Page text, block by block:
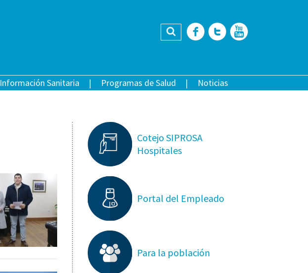
Buscar Facebook
Twitter
Información Sanitaria Programas de Salud Noticias
Cotejo SIPROSA
Hospitales
Portal del Empleado
Para la población